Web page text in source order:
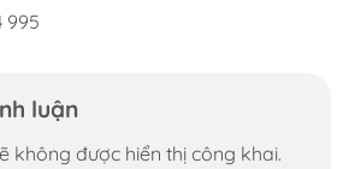
995
luận
không được hiển thị công khai.